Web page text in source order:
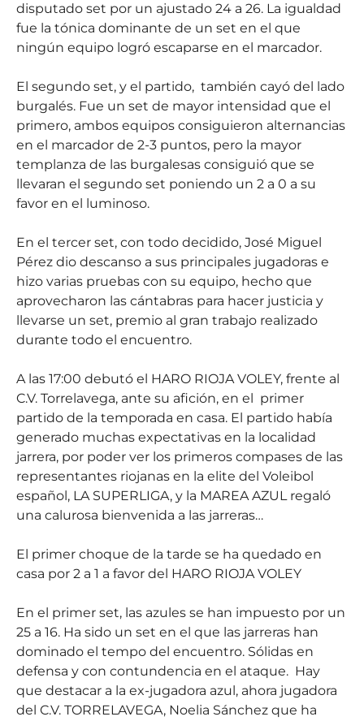
disputado set por un ajustado 24 a 26. La igualdad
fue la tónica dominante de un set en el que
ningún equipo logró escaparse en el marcador.
El segundo set, y el partido, también cayó del lado
burgalés. Fue un set de mayor intensidad que el
primero, ambos equipos consiguieron alternancias
en el marcador de 2-3 puntos, pero la mayor
templanza de las burgalesas consiguió que se
llevaran el segundo set poniendo un 2 a 0 a su
favor en el luminoso.
En el tercer set, con todo decidido, José Miguel
Pérez dio descanso a sus principales jugadoras e
hizo varias pruebas con su equipo, hecho que
aprovecharon las cántabras para hacer justicia y
llevarse un set, premio al gran trabajo realizado
durante todo el encuentro.
A las 17:00 debutó el HARO RIOJA VOLEY, frente al
C.V. Torrelavega, ante su afición, en el primer
partido de la temporada en casa. El partido había
generado muchas expectativas en la localidad
jarrera, por poder ver los primeros compases de las
representantes riojanas en la elite del Voleibol
español, LA SUPERLIGA, y la MAREA AZUL regaló
una calurosa bienvenida a las jarreras…
El primer choque de la tarde se ha quedado en
casa por 2 a 1 a favor del HARO RIOJA VOLEY
En el primer set, las azules se han impuesto por un
25 a 16. Ha sido un set en el que las jarreras han
dominado el tempo del encuentro. Sólidas en
defensa y con contundencia en el ataque. Hay
que destacar a la ex-jugadora azul, ahora jugadora
del C.V. TORRELAVEGA, Noelia Sánchez que ha